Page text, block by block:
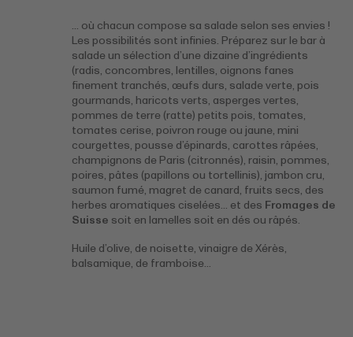
… où chacun compose sa salade selon ses envies !
Les possibilités sont infinies. Préparez sur le bar à
salade un sélection d’une dizaine d’ingrédients
(radis, concombres, lentilles, oignons fanes
finement tranchés, œufs durs, salade verte, pois
gourmands, haricots verts, asperges vertes,
pommes de terre (ratte) petits pois, tomates,
tomates cerise, poivron rouge ou jaune, mini
courgettes, pousse d’épinards, carottes râpées,
champignons de Paris (citronnés), raisin, pommes,
poires, pâtes (papillons ou tortellinis), jambon cru,
saumon fumé, magret de canard, fruits secs, des
herbes aromatiques ciselées… et des Fromages de
Suisse soit en lamelles soit en dés ou râpés.
Huile d’olive, de noisette, vinaigre de Xérès,
balsamique, de framboise…